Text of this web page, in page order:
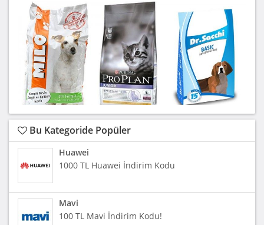
Bu Kategoride Popüler
Huawei
1000 TL Huawei İndirim Kodu
Mavi
100 TL Mavi İndirim Kodu!